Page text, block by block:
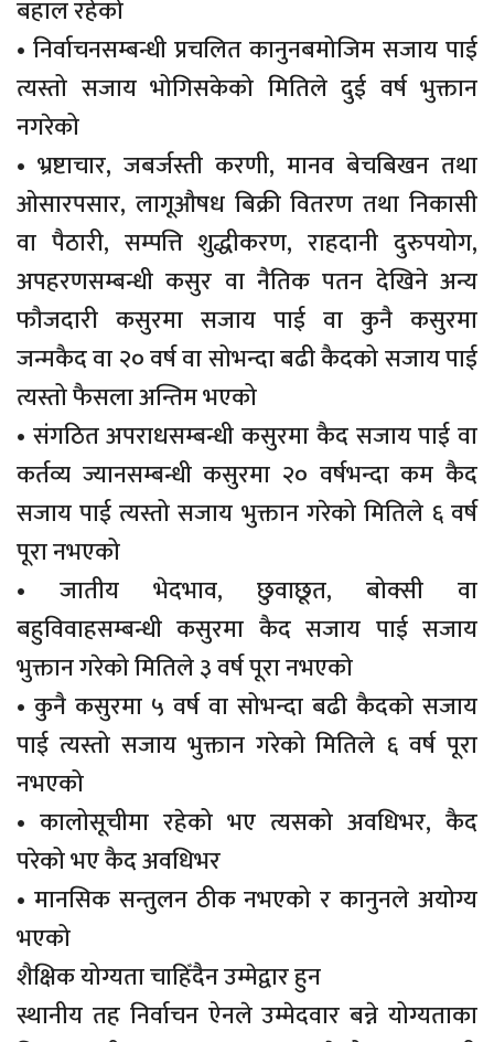
बहाल रहेको
• निर्वाचनसम्बन्धी प्रचलित कानुनबमोजिम सजाय पाई
त्यस्तो सजाय भोगिसकेको मितिले दुई वर्ष भुक्तान
नगरेको
• भ्रष्टाचार, जबर्जस्ती करणी, मानव बेचबिखन तथा
ओसारपसार, लागूऔषध बिक्री वितरण तथा निकासी
वा पैठारी, सम्पत्ति शुद्धीकरण, राहदानी दुरुपयोग,
अपहरणसम्बन्धी कसुर वा नैतिक पतन देखिने अन्य
फौजदारी कसुरमा सजाय पाई वा कुनै कसुरमा
जन्मकैद वा २० वर्ष वा सोभन्दा बढी कैदको सजाय पाई
त्यस्तो फैसला अन्तिम भएको
• संगठित अपराधसम्बन्धी कसुरमा कैद सजाय पाई वा
कर्तव्य ज्यानसम्बन्धी कसुरमा २० वर्षभन्दा कम कैद
सजाय पाई त्यस्तो सजाय भुक्तान गरेको मितिले ६ वर्ष
पूरा नभएको
• जातीय भेदभाव, छुवाछूत, बोक्सी वा
बहुविवाहसम्बन्धी कसुरमा कैद सजाय पाई सजाय
भुक्तान गरेको मितिले ३ वर्ष पूरा नभएको
• कुनै कसुरमा ५ वर्ष वा सोभन्दा बढी कैदको सजाय
पाई त्यस्तो सजाय भुक्तान गरेको मितिले ६ वर्ष पूरा
नभएको
• कालोसूचीमा रहेको भए त्यसको अवधिभर, कैद
परेको भए कैद अवधिभर
• मानसिक सन्तुलन ठीक नभएको र कानुनले अयोग्य
भएको
शैक्षिक योग्यता चाहिँदैन उम्मेद्वार हुन
स्थानीय तह निर्वाचन ऐनले उम्मेदवार बन्ने योग्यताका